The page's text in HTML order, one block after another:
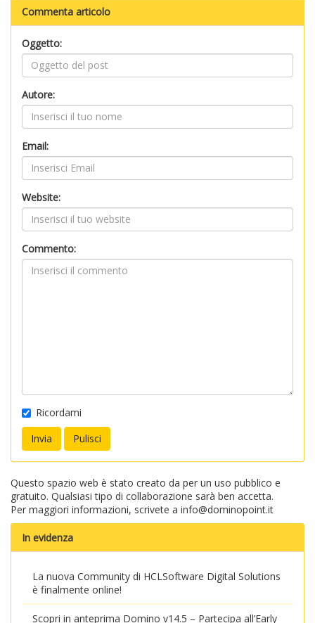
Commenta articolo
Oggetto:
Autore:
Email:
Website:
Commento:
Ricordami
Questo spazio web è stato creato da per un uso pubblico e
gratuito. Qualsiasi tipo di collaborazione sarà ben accetta.
Per maggiori informazioni, scrivete a info@dominopoint.it
In evidenza
La nuova Community di HCLSoftware Digital Solutions
è finalmente online!
Scopri in anteprima Domino v14.5 – Partecipa all’Early